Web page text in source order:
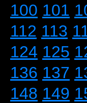
100 101
112 113
124 125
136 137
148 149